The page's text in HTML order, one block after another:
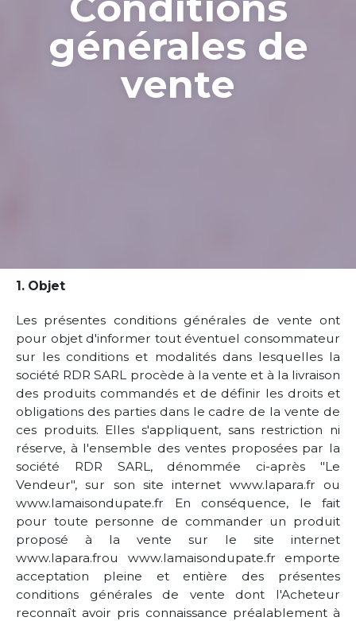
générales de
vente
1. Objet
Les présentes conditions générales de vente ont
pour objet d'informer tout éventuel consommateur
sur les conditions et modalités dans lesquelles la
société RDR SARL procède à la vente et à la livraison
des produits commandés et de définir les droits et
obligations des parties dans le cadre de la vente de
ces produits. Elles s'appliquent, sans restriction ni
réserve, à l'ensemble des ventes proposées par la
société RDR SARL, dénommée ci-après "Le
Vendeur", sur son site internet www.lapara.fr ou
www.lamaisondupate.fr En conséquence, le fait
pour toute personne de commander un produit
proposé à la vente sur le site internet
www.lapara.frou www.lamaisondupate.fr emporte
acceptation pleine et entière des présentes
conditions générales de vente dont l'Acheteur
reconnaît avoir pris connaissance préalablement à